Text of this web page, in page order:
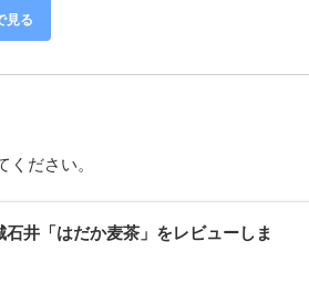
見る
ださい。
井「はだか麦茶」をレビューしま